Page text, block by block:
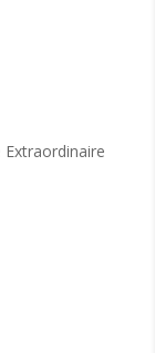
Extraordinaire